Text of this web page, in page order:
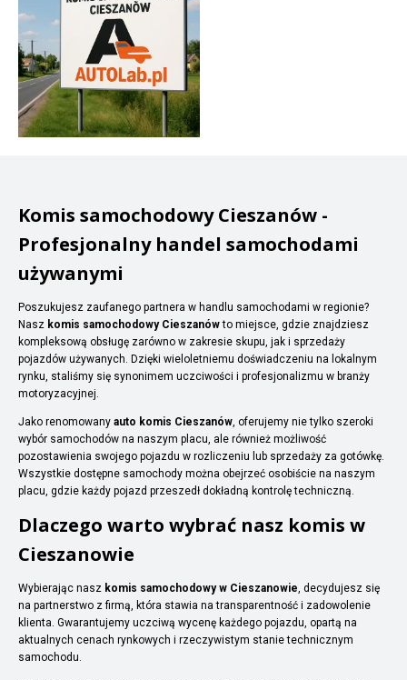
Komis samochodowy Cieszanów -
Profesjonalny handel samochodami
używanymi
Poszukujesz zaufanego partnera w handlu samochodami w regionie?
Nasz komis samochodowy Cieszanówto miejsce, gdzie znajdziesz
kompleksową obsługę zarówno w zakresie skupu, jak i sprzedaży
pojazdów używanych. Dzięki wieloletniemu doświadczeniu na lokalnym
rynku, staliśmy się synonimem uczciwości i profesjonalizmu w branży
motoryzacyjnej.
Jako renomowany auto komis Cieszanów, oferujemy nie tylko szeroki
wybór samochodów na naszym placu, ale również możliwość
pozostawienia swojego pojazdu w rozliczeniu lub sprzedaży za gotówkę.
Wszystkie dostępne samochody można obejrzeć osobiście na naszym
placu, gdzie każdy pojazd przeszedł dokładną kontrolę techniczną.
Dlaczego warto wybrać nasz komis w
Cieszanowie
Wybierając nasz komis samochodowy w Cieszanowie, decydujesz się
na partnerstwo z firmą, która stawia na transparentność i zadowolenie
klienta. Gwarantujemy uczciwą wycenę każdego pojazdu, opartą na
aktualnych cenach rynkowych i rzeczywistym stanie technicznym
samochodu.